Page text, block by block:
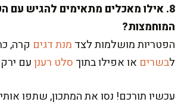
8. אילו מאכלים מתאימים להגיש עם
המוחמצות?
הפטריות מושלמות לצד מנת דגים קרה,
לבשרים או אפילו בתוךסלט רענןעם
עכשיו תורכם! נסו את המתכון, שתפו